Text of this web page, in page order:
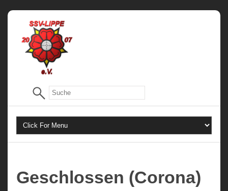
Geschlossen (Corona)